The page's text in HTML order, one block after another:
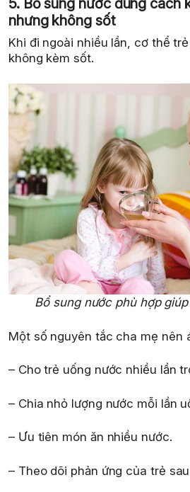
nhưng không sốt
Khi đi ngoài nhiều lần, cơ thể
không kèm sốt.
Bổ sung nước phù hợp
Một số nguyên tắc cha mẹ nên
– Cho trẻ uống nước nhiều lần
– Chia nhỏ lượng nước mỗi lần
– Ưu tiên món ăn nhiều nước.
– Theo dõi phản ứng của trẻ